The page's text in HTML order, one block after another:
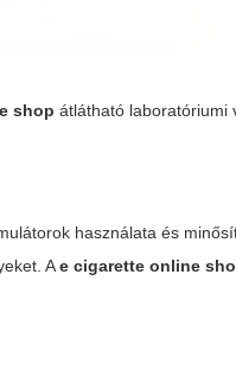
shop átlátható laboratóriumi
használata és
Ae cigarette online